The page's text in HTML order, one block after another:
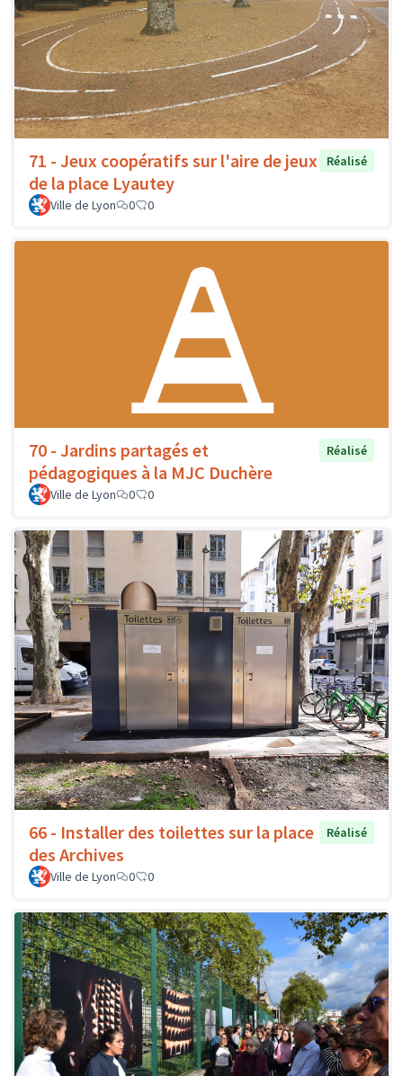
71 - Jeux coopératifs sur l'aire de jeux
de la place Lyautey
Réalisé
Ville de Lyon 0 0
70 - Jardins partagés et
pédagogiques à la MJC Duchère
Réalisé
Ville de Lyon 0 0
66 - Installer des toilettes sur la place
des Archives
Réalisé
Ville de Lyon 0 0